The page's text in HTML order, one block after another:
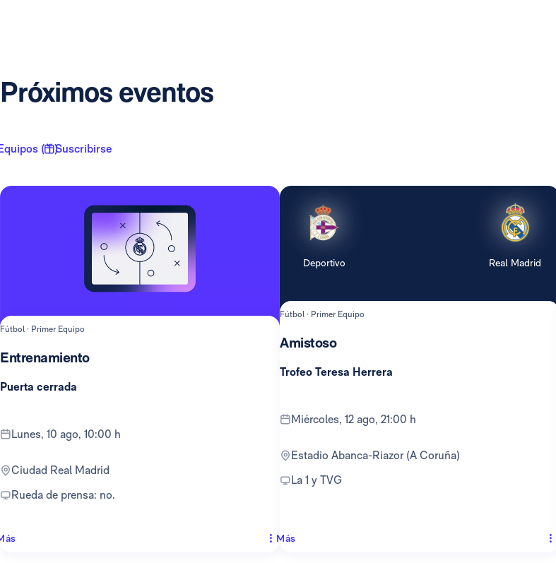
Próximos eventos
( 1 )Suscribirse
Fútbol · Primer Equipo
Entrenamiento
Puerta cerrada
lunes, 10 ago, 10:00 h
Ciudad Real Madrid
Rueda de prensa: no.
Deportivo Real Madrid
Fútbol · Primer Equipo
Amistoso
Trofeo Teresa Herrera
miércoles, 12 ago, 21:00 h
Estadio Abanca-Riazor (A Coruña)
La 1 y TVG
Más